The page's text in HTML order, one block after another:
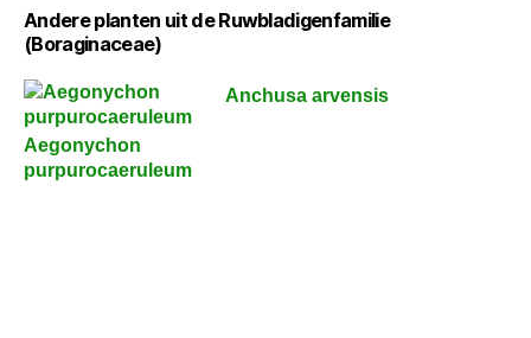
Andere planten uit de Ruwbladigenfamilie
(Boraginaceae)
Aegonychon
purpurocaeruleum
Anchusa arvensis